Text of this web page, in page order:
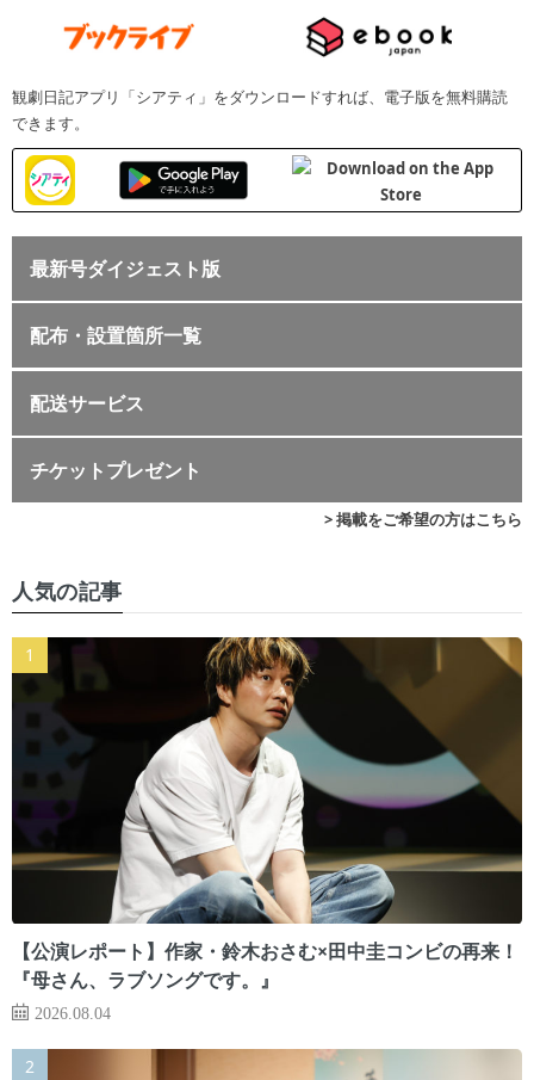
観劇日記アプリ「シアティ」をダウンロードすれば、電子版を無料購読
できます。
最新号ダイジェスト版
配布・設置箇所一覧
配送サービス
チケットプレゼント
> 掲載をご希望の方はこちら
人気の記事
【公演レポート】作家・鈴木おさむ×田中圭コンビの再来！
『母さん、ラブソングです。』
2026.08.04